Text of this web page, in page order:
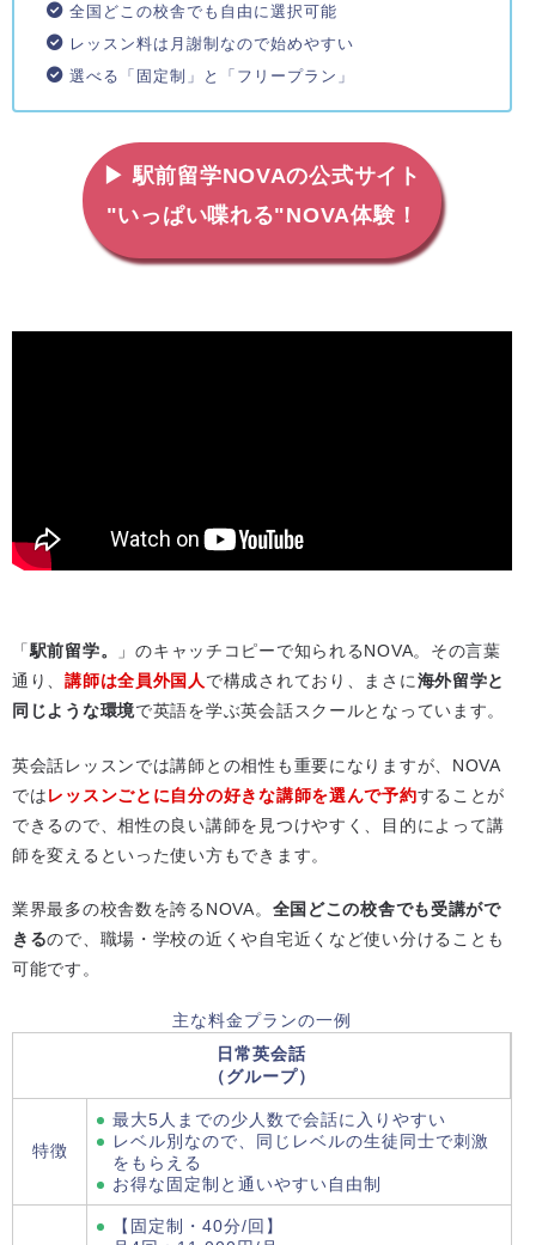
全国どこの校舎でも自由に選択可能
レッスン料は月謝制なので始めやすい
選べる「固定制」と「フリープラン」
▶ 駅前留学NOVAの公式サイト
"いっぱい喋れる"NOVA体験！
「駅前留学。
」のキャッチコピーで知られるNOVA。その言葉
通り、講師は全員外国人 で構成されており、まさに海外留学と
同じような環境で英語を学ぶ英会話スクールとなっています。
英会話レッスンでは講師との相性も重要になりますが、NOVA
ではレッスンごとに自分の好きな講師を選んで予約することが
できるので、相性の良い講師を見つけやすく、目的によって講
師を変えるといった使い方もできます。
業界最多の校舎数を誇るNOVA。 全国どこの校舎でも受講がで
きるので、職場・学校の近くや自宅近くなど使い分けることも
可能です。
主な料金プランの一例
日常英会話
（グループ）
特徴
最大5人までの少人数で会話に入りやすい
レベル別なので、同じレベルの生徒同士で刺激
をもらえる
お得な固定制と通いやすい自由制
【固定制・40分/回】